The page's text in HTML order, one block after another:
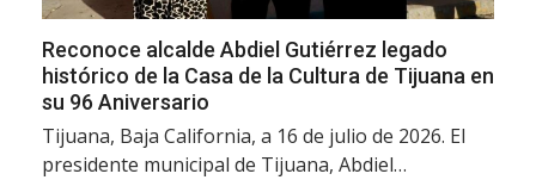
Reconoce alcalde Abdiel Gutiérrez legado
histórico de la Casa de la Cultura de Tijuana en
su 96 Aniversario
Tijuana, Baja California, a 16 de julio de 2026. El
presidente municipal de Tijuana, Abdiel…